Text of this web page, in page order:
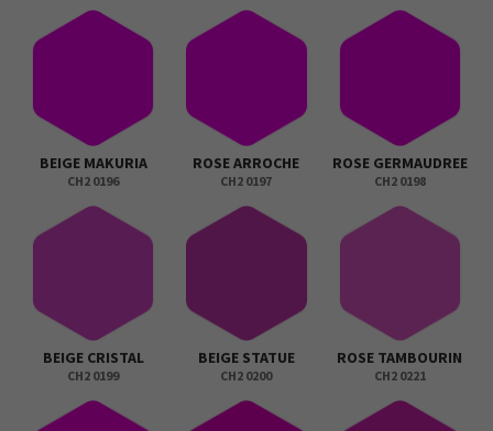
BEIGE MAKURIA
CH2 0196
ROSE ARROCHE
CH2 0197
ROSE GERMAUDREE
CH2 0198
BEIGE CRISTAL
CH2 0199
BEIGE STATUE
CH2 0200
ROSE TAMBOURIN
CH2 0221